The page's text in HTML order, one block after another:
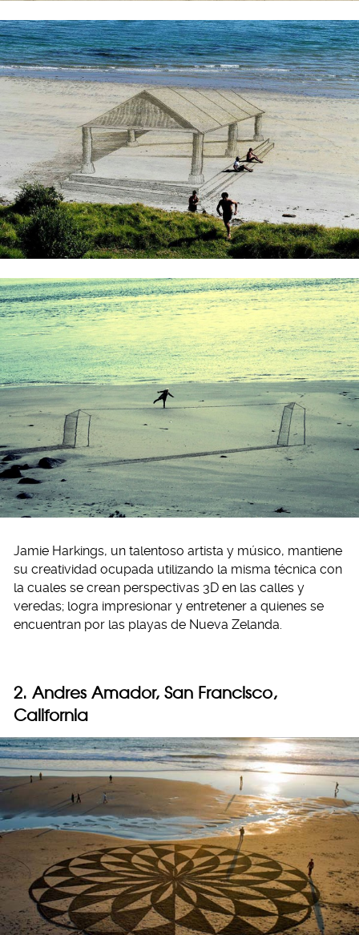
Jamie Harkings, un talentoso artista y músico, mantiene
su creatividad ocupada utilizando la misma técnica con
la cuales se crean perspectivas 3D en las calles y
veredas; logra impresionar y entretener a quienes se
encuentran por las playas de Nueva Zelanda.
2. Andres Amador, San Francisco,
California